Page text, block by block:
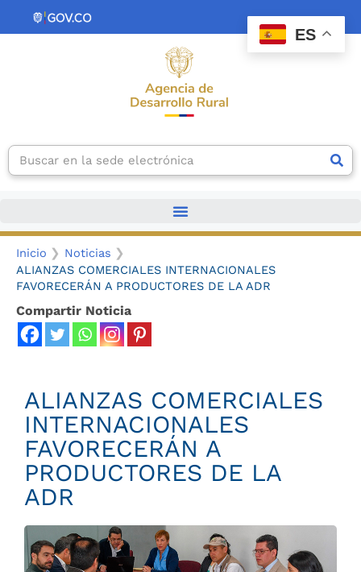
contenido
Search
Inicio
Noticias
ALIANZAS COMERCIALES INTERNACIONALES
FAVORECERÁN A PRODUCTORES DE LA ADR
Compartir Noticia
ALIANZAS COMERCIALES
INTERNACIONALES
FAVORECERÁN A
PRODUCTORES DE LA
ADR
ES